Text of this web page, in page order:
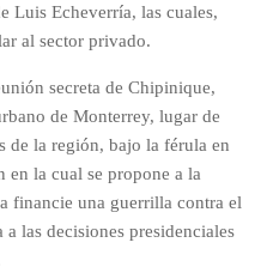
Luis Echeverría, las cuales,
al sector privado.
secreta de Chipinique,
de Monterrey, lugar de
de la región, bajo la férula en
en la cual se propone a la
financie una guerrilla contra el
las decisiones presidenciales